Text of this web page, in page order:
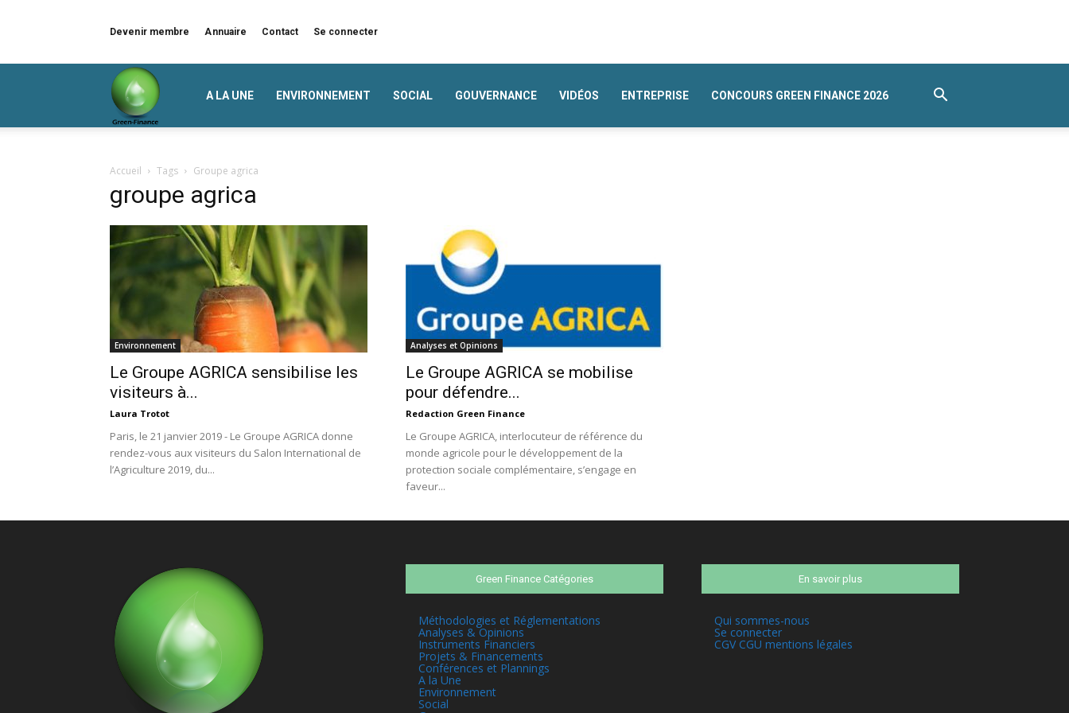
Devenir membre Annuaire Contact Se connecter
A LA UNE ENVIRONNEMENT SOCIAL GOUVERNANCE VIDÉOS ENTREPRISE CONCOURS GREEN FINANCE 2026
Accueil Tags Groupe agrica
groupe agrica
Environnement
Le Groupe AGRICA sensibilise les
visiteurs à...
Laura Trotot
Paris, le 21 janvier 2019 - Le Groupe AGRICA donne
rendez-vous aux visiteurs du Salon International de
l’Agriculture 2019, du...
Analyses et Opinions
Le Groupe AGRICA se mobilise
pour défendre...
Redaction Green Finance
Le Groupe AGRICA, interlocuteur de référence du
monde agricole pour le développement de la
protection sociale complémentaire, s’engage en
faveur...
Green Finance Catégories
Méthodologies et Réglementations
Analyses & Opinions
Instruments Financiers
Projets & Financements
Conférences et Plannings
A la Une
Environnement
Social
En savoir plus
Qui sommes-nous
Se connecter
CGV CGU mentions légales